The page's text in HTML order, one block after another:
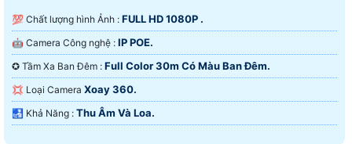
💯 Chất lượng hình Ảnh : FULL HD 1080P .
🤖️ Camera Công nghệ : IP POE.
✪ Tầm Xa Ban Đêm : Full Color 30m Có Màu Ban Ðêm.
💢 Loại Camera Xoay 360.
️🛃 Khả Năng : Thu Âm Và Loa.